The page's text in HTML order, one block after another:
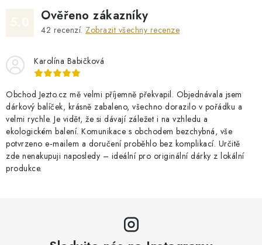
Ověřeno zákazníky
42 recenzí. Zobrazit všechny recenze
Karolína Babičková
Obchod Jezto.cz mě velmi příjemně překvapil. Objednávala jsem
dárkový balíček, krásně zabaleno, všechno dorazilo v pořádku a
velmi rychle. Je vidět, že si dávají záležet i na vzhledu a
ekologickém balení. Komunikace s obchodem bezchybná, vše
potvrzeno e‑mailem a doručení proběhlo bez komplikací. Určitě
zde nenakupuji naposledy – ideální pro originální dárky z lokální
produkce.